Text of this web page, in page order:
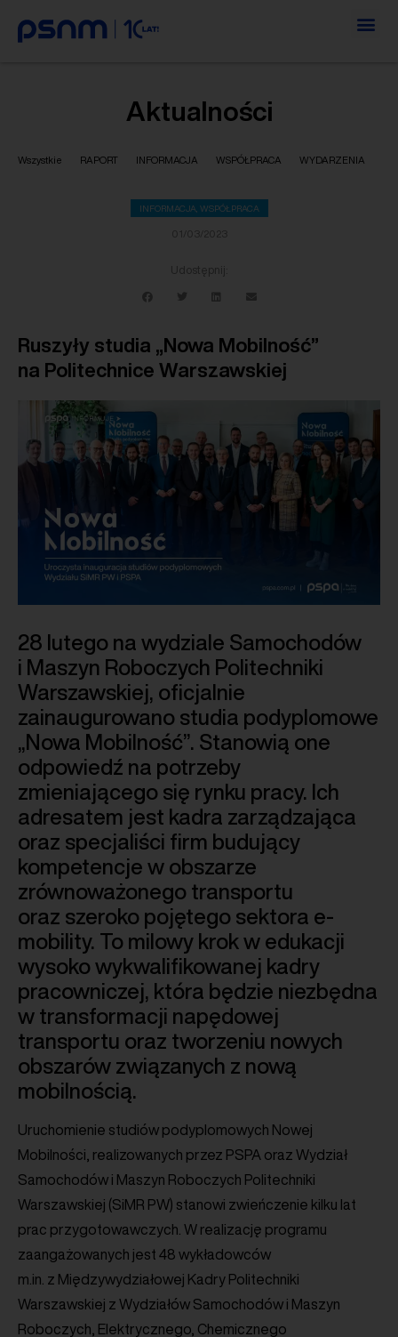
Aktualności
Wszystkie RAPORT INFORMACJA WSPÓŁPRACA WYDARZENIA
INFORMACJA WSPÓŁPRACA
Udostępnij:
Ruszyły studia „Nowa Mobilność”
na Politechnice Warszawskiej
28 lutego na wydziale Samochodów
i Maszyn Roboczych Politechniki
Warszawskiej, oficjalnie
zainaugurowano studia podyplomowe
„Nowa Mobilność”. Stanowią one
odpowiedź na potrzeby
zmieniającego się rynku pracy. Ich
adresatem jest kadra zarządzająca
oraz specjaliści firm budujący
kompetencje w obszarze
zrównoważonego transportu
oraz szeroko pojętego sektora e-
mobility. To milowy krok w edukacji
wysoko wykwalifikowanej kadry
pracowniczej, która będzie niezbędna
w transformacji napędowej
transportu oraz tworzeniu nowych
obszarów związanych z nową
mobilnością.
Uruchomienie studiów podyplomowych Nowej
Mobilności, realizowanych przez PSPA oraz Wydział
Samochodów i Maszyn Roboczych Politechniki
Warszawskiej (SiMR PW) stanowi zwieńczenie kilku lat
prac przygotowawczych. W realizację programu
zaangażowanych jest 48 wykładowców
m.in. z Międzywydziałowej Kadry Politechniki
Warszawskiej z Wydziałów Samochodów i Maszyn
Roboczych, Elektrycznego, Chemicznego